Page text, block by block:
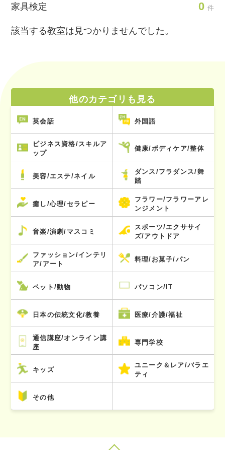
家具検定 0 件
該当する教室は見つかりませんでした。
他のカテゴリも見る
英会話 外国語
ビジネス資格/スキルア
ップ
健康/ボディケア/整体
美容/エステ/ネイル
ダンス/フラダンス/舞
踏
癒し/心理/セラピー
フラワー/フラワーアレ
ンジメント
音楽/演劇/マスコミ
スポーツ/エクササイ
ズ/アウトドア
ファッション/インテリ
ア/アート
料理/お菓子/パン
ペット/動物 パソコン/IT
日本の伝統文化/教養 医療/介護/福祉
通信講座/オンライン講
座
専門学校
キッズ
ユニーク＆レア/バラエ
ティ
その他